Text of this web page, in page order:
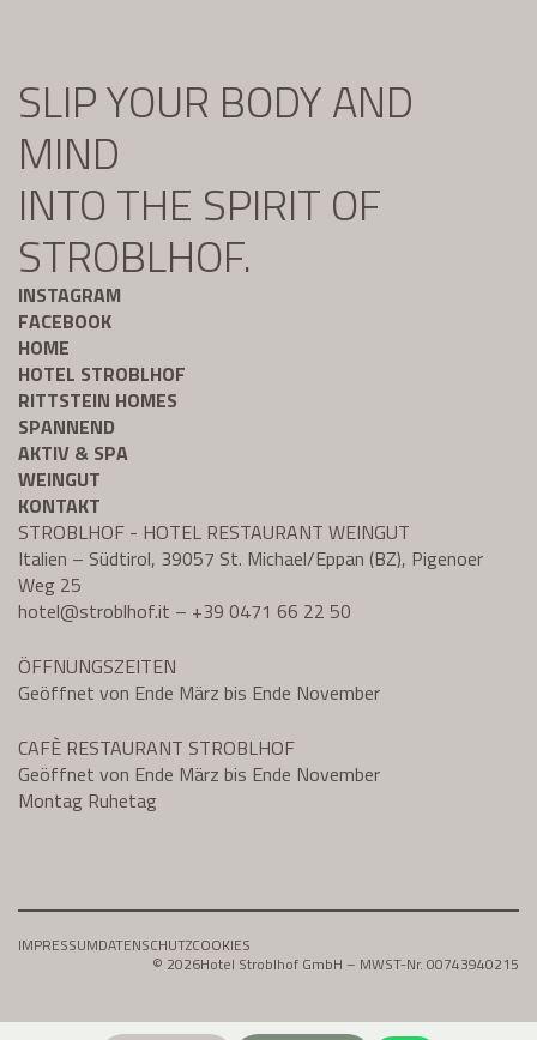
SLIP YOUR BODY AND
MIND
INTO THE SPIRIT OF
STROBLHOF.
INSTAGRAM
FACEBOOK
HOME
HOTEL STROBLHOF
RITTSTEIN HOMES
SPANNEND
AKTIV & SPA
WEINGUT
KONTAKT
STROBLHOF - HOTEL RESTAURANT WEINGUT
Italien – Südtirol, 39057 St. Michael/Eppan (BZ), Pigenoer
Weg 25
hotel@stroblhof.it – +39 0471 66 22 50
ÖFFNUNGSZEITEN
Geöffnet von Ende März bis Ende November
CAFÈ RESTAURANT STROBLHOF
Geöffnet von Ende März bis Ende November
Montag Ruhetag
IMPRESSUMDATENSCHUTZCOOKIES
© 2026Hotel Stroblhof GmbH – MWST-Nr. 00743940215